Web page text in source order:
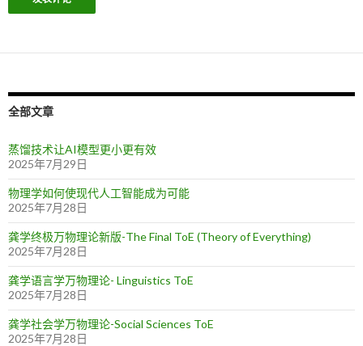
全部文章
蒸馏技术让AI模型更小更有效
2025年7月29日
物理学如何使现代人工智能成为可能
2025年7月28日
龚学终极万物理论新版-The Final ToE (Theory of Everything)
2025年7月28日
龚学语言学万物理论- Linguistics ToE
2025年7月28日
龚学社会学万物理论-Social Sciences ToE
2025年7月28日